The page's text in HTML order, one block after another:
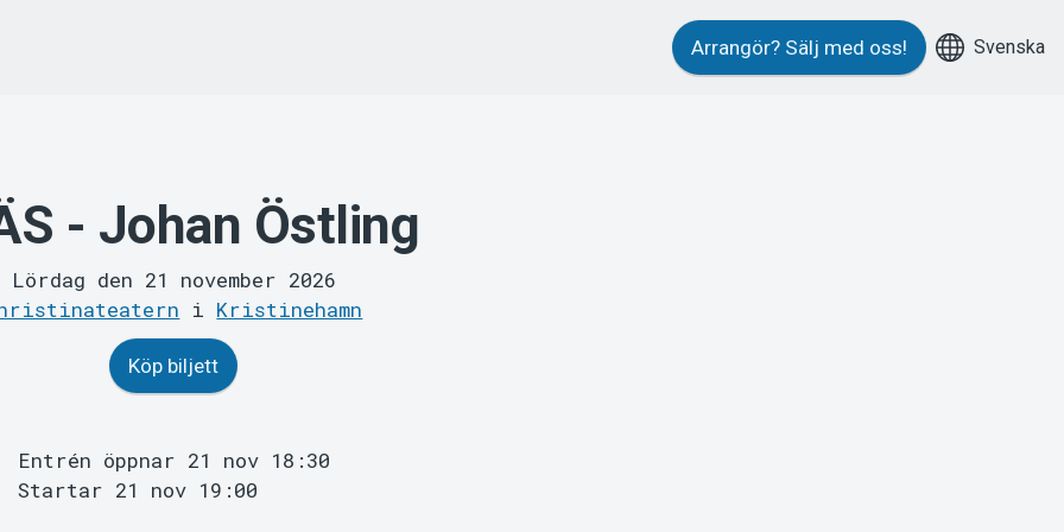
Arrangör? Sälj med oss! Svenska
- Johan Östling
Lördag den 21 november 2026
i Kristinehamn
Köp biljett
Entrén öppnar 21 nov 18:30
Startar 21 nov 19:00